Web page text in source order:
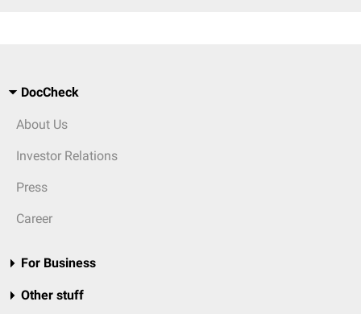
DocCheck
About Us
Investor Relations
Press
Career
For Business
Other stuff